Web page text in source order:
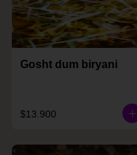
Gosht dum biryani
$13.900